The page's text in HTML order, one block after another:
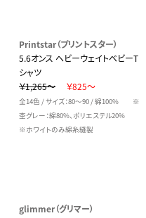
Printstar（プリントスター）
5.6オンス ヘビーウェイトベビーT
シャツ
￥1,265～
￥825～
全14色 / サイズ：80～90 / 綿100% ※
杢グレー：綿80%、ポリエステル20%
※ホワイトのみ綿糸縫製
glimmer（グリマー）